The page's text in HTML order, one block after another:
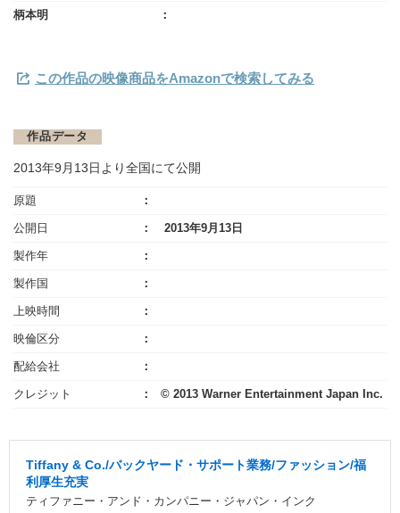
柄本明
この作品の映像商品をAmazonで検索してみる
作品データ
2013年9月13日より全国にて公開
原題
公開日 2013年9月13日
製作年
製作国
上映時間
映倫区分
配給会社
クレジット © 2013 Warner Entertainment Japan Inc.
Tiffany & Co./バックヤード・サポート業務/ファッション/福
利厚生充実
ティファニー・アンド・カンパニー・ジャパン・インク